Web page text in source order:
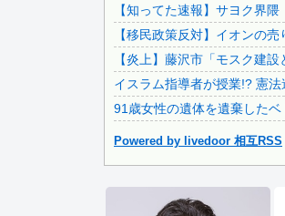
【画像】 福岡、こんなのが普通
【最新画像】 元バレー代表・狩
（ ´_ゝ`）中道幹事長、食料品消
野田クリスタルさん「イラストレ
Powered by livedoor 相互RSS
【知ってた速報】サヨク界
【移民政策反対】イオンの
【炎上】藤沢市「モスク建
イスラム指導者が授業!? 憲法
91歳女性の遺体を遺棄した
Powered by livedoor 相互RSS